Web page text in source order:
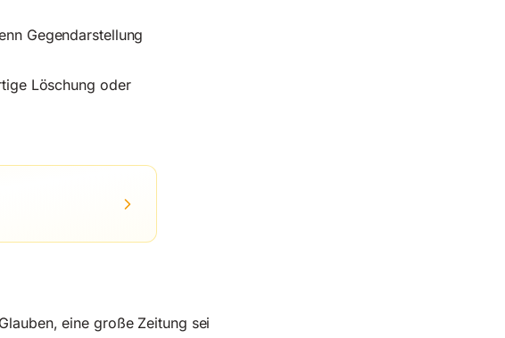
Gegendarstellung
Löschung oder
eine große Zeitung sei